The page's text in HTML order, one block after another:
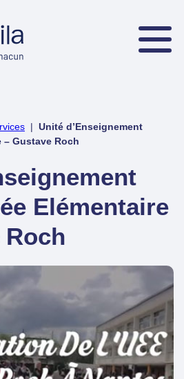
| Unité d’Enseignement
– Gustave Roch
Elémentaire
Roch